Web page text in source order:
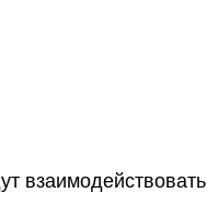
взаимодействовать